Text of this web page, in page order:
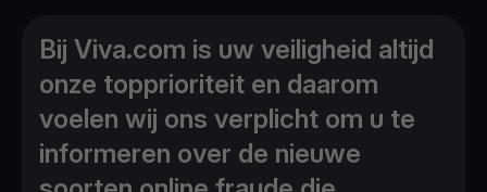
Bij Viva.com is uw veiligheid altijd
onze topprioriteit en daarom
voelen wij ons verplicht om u te
informeren over de nieuwe